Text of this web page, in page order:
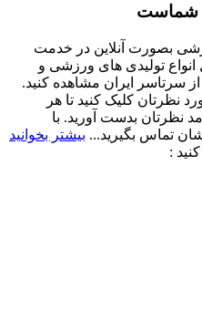
شماست
بصورت آنلاین در خدمت
تولیدی های ورزشی و
سرتاسر ایران مشاهده کنید.
نظرتان کلیک کنید تا هر
نظرتان بدست آورید. با
تماس بگیرید... بیشتر بخوانید
: